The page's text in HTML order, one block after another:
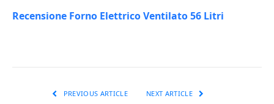
Recensione Forno Elettrico Ventilato 56 Litri
PREVIOUS ARTICLE NEXT ARTICLE